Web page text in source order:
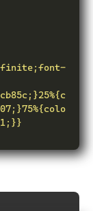
infinite;font-